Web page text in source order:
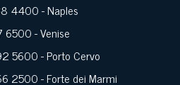
4400- Naples
6500- Venise
5600- Porto Cervo
2500- Forte dei Marmi